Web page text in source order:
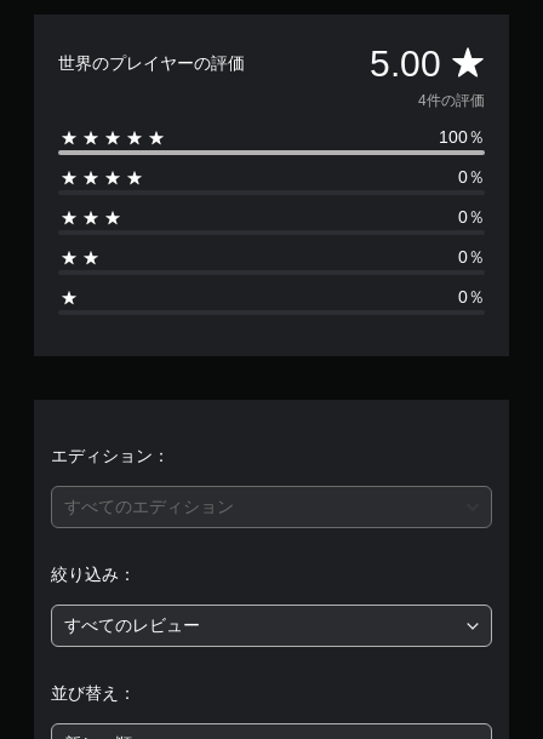
世界のプレイヤーの評価 5.00 評
価
数
は
、
段
階
4件の評価
100％
0％
0％
0％
0％
エディション：
すべてのエディション
絞り込み：
すべてのレビュー
並び替え：